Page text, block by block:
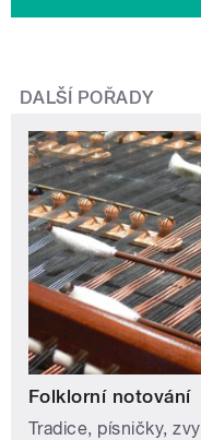
DALŠÍ POŘADY
Folklorní notování
Tradice, písničky,